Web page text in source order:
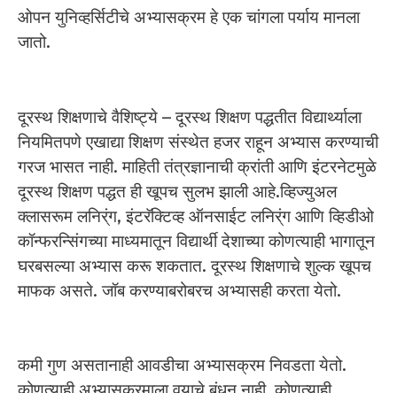
ओपन युनिव्हर्सिटीचे अभ्यासक्रम हे एक चांगला पर्याय मानला
जातो.
दूरस्थ शिक्षणाचे वैशिष्ट्ये – दूरस्थ शिक्षण पद्धतीत विद्यार्थ्याला
नियमितपणे एखाद्या शिक्षण संस्थेत हजर राहून अभ्यास करण्याची
गरज भासत नाही. माहिती तंत्रज्ञानाची क्रांती आणि इंटरनेटमुळे
दूरस्थ शिक्षण पद्धत ही खूपच सुलभ झाली आहे.व्हिज्युअल
क्लासरूम लनिर्ंग, इंटरॅक्टिव्ह ऑनसाईट लनिर्ंग आणि व्हिडीओ
कॉन्फरन्सिंगच्या माध्यमातून विद्यार्थी देशाच्या कोणत्याही भागातून
घरबसल्या अभ्यास करू शकतात. दूरस्थ शिक्षणाचे शुल्क खूपच
माफक असते. जॉब करण्याबरोबरच अभ्यासही करता येतो.
कमी गुण असतानाही आवडीचा अभ्यासक्रम निवडता येतो.